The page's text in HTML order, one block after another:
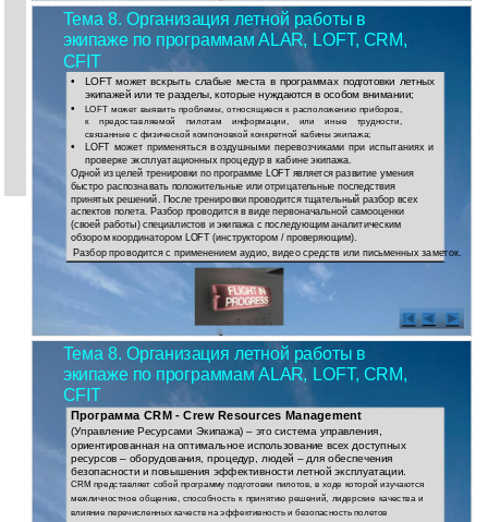
Тема 8. Организация летной работы в
экипаже по программам ALAR, LOFT, CRM,
CFIT
•
LOFT может вскрыть слабые места в программах подготовки летных
экипажей или те разделы, которые нуждаются в особом внимании;
•
LOFT может выявить проблемы, относящиеся к расположению приборов,
к предоставляемой пилотам информации, или иные трудности,
связанные с физической компоновкой конкретной кабины экипажа;
•
LOFT может применяться воздушными перевозчиками при испытаниях и
проверке эксплуатационных процедур в кабине экипажа.
Одной из целей тренировки по программе LOFT является развитие умения
быстро распознавать положительные или отрицательные последствия
принятых решений. После тренировки проводится тщательный разбор всех
аспектов полета. Разбор проводится в виде первоначальной самооценки
(своей работы) специалистов и экипажа с последующим аналитическим
обзором координатором LOFT (инструктором / проверяющим).
Разбор проводится с применением аудио, видео средств или письменных заметок.
Тема 8. Организация летной работы в
экипаже по программам ALAR, LOFT, CRM,
CFIT
Программа CRM - Crew Resources Management
(Управление Ресурсами Экипажа) – это система управления,
ориентированная на оптимальное использование всех доступных
ресурсов – оборудования, процедур, людей – для обеспечения
безопасности и повышения эффективности летной эксплуатации.
CRM представляет собой программу подготовки пилотов, в ходе которой изучаются
межличностное общение, способность к принятию решений, лидерские качества и
влияние перечисленных качеств на эффективность и безопасность полетов